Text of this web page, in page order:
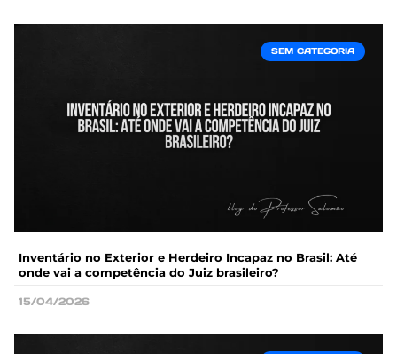
SEM CATEGORIA
Inventário no Exterior e Herdeiro Incapaz no Brasil: Até
onde vai a competência do Juiz brasileiro?
15/04/2026